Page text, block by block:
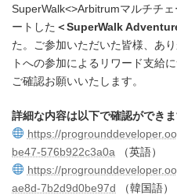
SuperWalk<>Arbitrumマルチチ
ートした ＜SuperWalk
た。ご参加いただいた皆様、あ
トへの参加によるリワード支給
ご確認お願いいたします。
詳細な内容は以下で確認ができま
https://
be47-576b922c3a0a （英語）
https://
ae8d-7b2d9d0be97d （韓国語）